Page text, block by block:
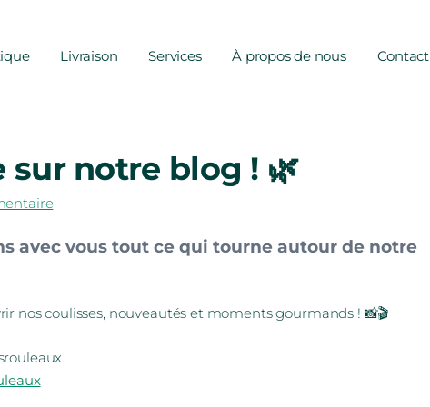
Livraison Services À propos de nous Contact
sur notre blog ! 🌿
avec vous tout ce qui tourne autour de notre
nos coulisses, nouveautés et moments gourmands ! 📸🎬